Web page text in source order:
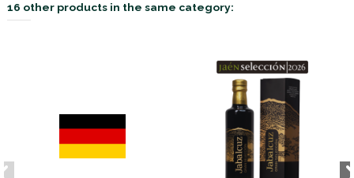
16 other products in the same category: